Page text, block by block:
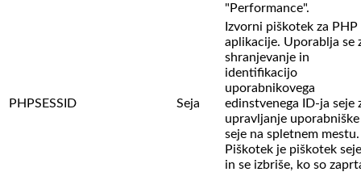
"Performance".
PHPSESSID Seja
Izvorni piškotek za PHP
aplikacije. Uporablja se
shranjevanje in
identifikacijo
uporabnikovega
edinstvenega ID-ja seje
upravljanje uporabniške
seje na spletnem mestu.
Piškotek je piškotek seje
in se izbriše, ko so